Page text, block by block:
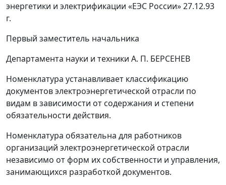
энергетики и электрификации «ЕЭС России» 27.12.93
г.
Первый заместитель начальника
Департамента науки и техники А. П. БЕРСЕНЕВ
Номенклатура устанавливает классификацию
документов электроэнергетической отрасли по
видам в зависимости от содержания и степени
обязательности действия.
Номенклатура обязательна для работников
организаций электроэнергетической отрасли
независимо от форм их собственности и управления,
занимающихся разработкой документов.